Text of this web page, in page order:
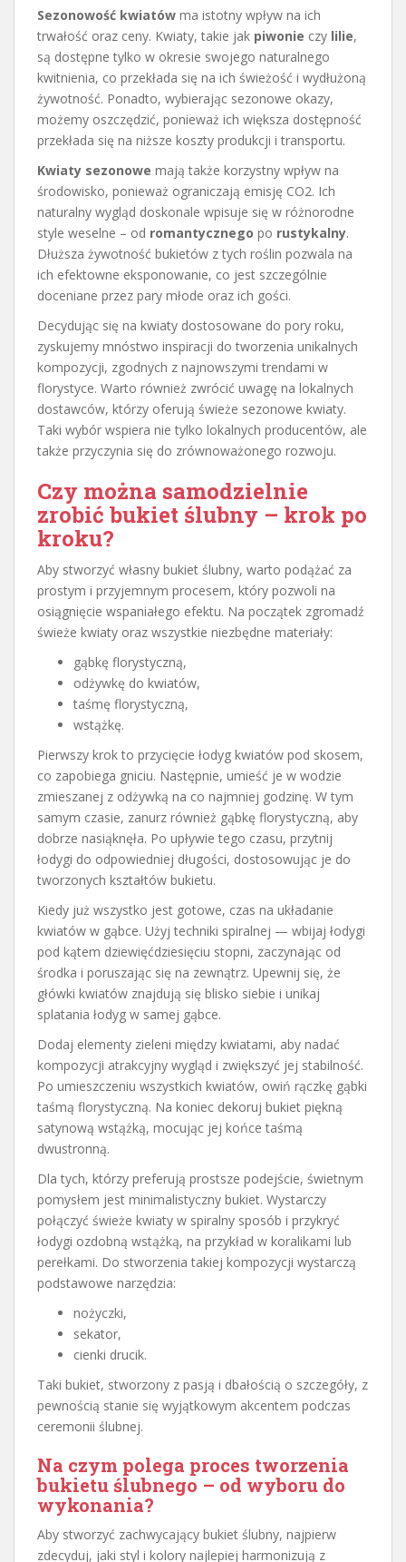
Sezonowość kwiatów ma istotny wpływ na ich
trwałość oraz ceny. Kwiaty, takie jak piwonie czy lilie,
są dostępne tylko w okresie swojego naturalnego
kwitnienia, co przekłada się na ich świeżość i wydłużoną
żywotność. Ponadto, wybierając sezonowe okazy,
możemy oszczędzić, ponieważ ich większa dostępność
przekłada się na niższe koszty produkcji i transportu.
Kwiaty sezonowe mają także korzystny wpływ na
środowisko, ponieważ ograniczają emisję CO2. Ich
naturalny wygląd doskonale wpisuje się w różnorodne
style weselne – od romantycznego po rustykalny.
Dłuższa żywotność bukietów z tych roślin pozwala na
ich efektowne eksponowanie, co jest szczególnie
doceniane przez pary młode oraz ich gości.
Decydując się na kwiaty dostosowane do pory roku,
zyskujemy mnóstwo inspiracji do tworzenia unikalnych
kompozycji, zgodnych z najnowszymi trendami w
florystyce. Warto również zwrócić uwagę na lokalnych
dostawców, którzy oferują świeże sezonowe kwiaty.
Taki wybór wspiera nie tylko lokalnych producentów, ale
także przyczynia się do zrównoważonego rozwoju.
Czy można samodzielnie
zrobić bukiet ślubny – krok po
kroku?
Aby stworzyć własny bukiet ślubny, warto podążać za
prostym i przyjemnym procesem, który pozwoli na
osiągnięcie wspaniałego efektu. Na początek zgromadź
świeże kwiaty oraz wszystkie niezbędne materiały:
gąbkę florystyczną,
odżywkę do kwiatów,
taśmę florystyczną,
wstążkę.
Pierwszy krok to przycięcie łodyg kwiatów pod skosem,
co zapobiega gniciu. Następnie, umieść je w wodzie
zmieszanej z odżywką na co najmniej godzinę. W tym
samym czasie, zanurz również gąbkę florystyczną, aby
dobrze nasiąknęła. Po upływie tego czasu, przytnij
łodygi do odpowiedniej długości, dostosowując je do
tworzonych kształtów bukietu.
Kiedy już wszystko jest gotowe, czas na układanie
kwiatów w gąbce. Użyj techniki spiralnej — wbijaj łodygi
pod kątem dziewięćdziesięciu stopni, zaczynając od
środka i poruszając się na zewnątrz. Upewnij się, że
główki kwiatów znajdują się blisko siebie i unikaj
splatania łodyg w samej gąbce.
Dodaj elementy zieleni między kwiatami, aby nadać
kompozycji atrakcyjny wygląd i zwiększyć jej stabilność.
Po umieszczeniu wszystkich kwiatów, owiń rączkę gąbki
taśmą florystyczną. Na koniec dekoruj bukiet piękną
satynową wstążką, mocując jej końce taśmą
dwustronną.
Dla tych, którzy preferują prostsze podejście, świetnym
pomysłem jest minimalistyczny bukiet. Wystarczy
połączyć świeże kwiaty w spiralny sposób i przykryć
łodygi ozdobną wstążką, na przykład w koralikami lub
perełkami. Do stworzenia takiej kompozycji wystarczą
podstawowe narzędzia:
nożyczki,
sekator,
cienki drucik.
Taki bukiet, stworzony z pasją i dbałością o szczegóły, z
pewnością stanie się wyjątkowym akcentem podczas
ceremonii ślubnej.
Na czym polega proces tworzenia
bukietu ślubnego – od wyboru do
wykonania?
Aby stworzyć zachwycający bukiet ślubny, najpierw
zdecyduj, jaki styl i kolory najlepiej harmonizują z